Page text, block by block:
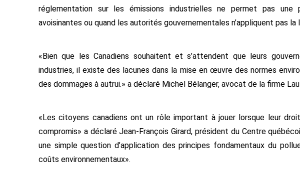
réglementation sur les émissions industrielles ne permet pas
avoisinantes ou quand les autorités gouvernementales n’appliquent pas
«Bien que les Canadiens souhaitent et s’attendent que leurs
industries, il existe des lacunes dans la mise en œuvre des normes
des dommages à autrui.» a déclaré Michel Bélanger, avocat de la firme
«Les citoyens canadiens ont un rôle important à jouer lorsque leur
compromis» a déclaré Jean-François Girard, président du Centre
une simple question d’application des principes fondamentaux du
coûts environnementaux».